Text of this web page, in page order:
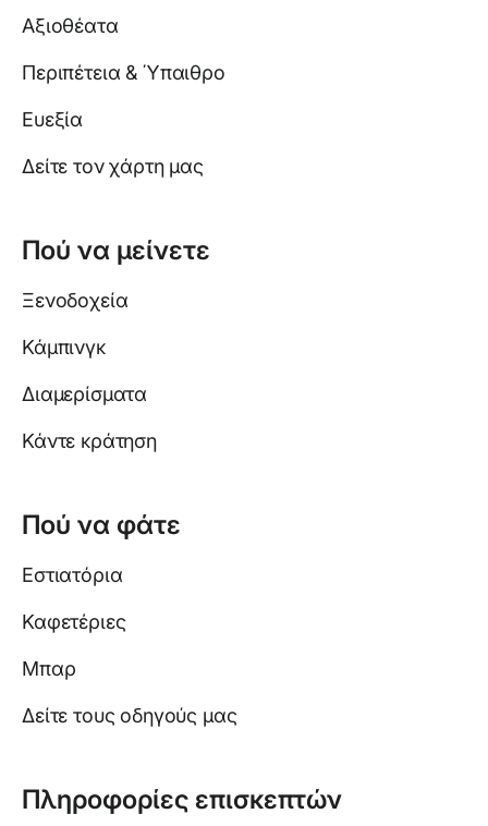
Αξιοθέατα
Περιπέτεια & Ύπαιθρο
Ευεξία
Δείτε τον χάρτη μας
Πού να μείνετε
Ξενοδοχεία
Κάμπινγκ
Διαμερίσματα
Κάντε κράτηση
Πού να φάτε
Εστιατόρια
Καφετέριες
Μπαρ
Δείτε τους οδηγούς μας
Πληροφορίες επισκεπτών